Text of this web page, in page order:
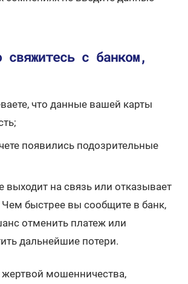
свяжитесь с банком,
что данные вашей карты
появились подозрительные
выходит на связь или отказывает
Чем быстрее вы сообщите в банк,
отменить платеж или
дальнейшие потери.
мошенничества,